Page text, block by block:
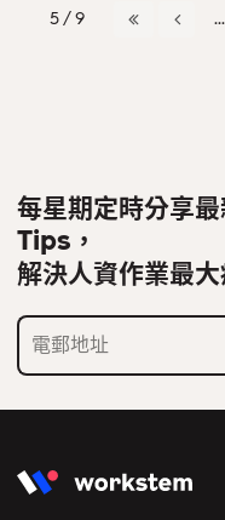
5 / 9 ...
每星期定時分享
Tips，
解決人資作業最大